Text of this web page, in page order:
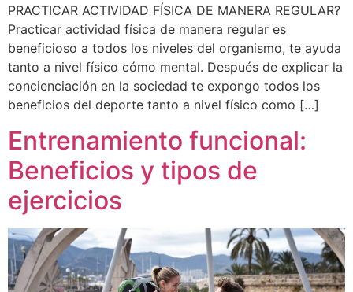
PRACTICAR ACTIVIDAD FÍSICA DE MANERA REGULAR?
Practicar actividad física de manera regular es
beneficioso a todos los niveles del organismo, te ayuda
tanto a nivel físico cómo mental. Después de explicar la
concienciación en la sociedad te expongo todos los
beneficios del deporte tanto a nivel físico como […]
Entrenamiento funcional:
Beneficios y tipos de
ejercicios